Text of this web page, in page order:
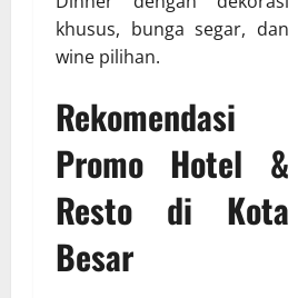
khusus, bunga segar, dan
wine pilihan.
Rekomendasi
Promo Hotel &
Resto di Kota
Besar